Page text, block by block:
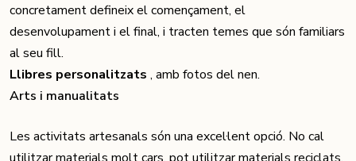
concretament defineix el començament, el
desenvolupament i el final, i tracten temes que són familiars
al seu fill.
Llibres personalitzats , amb fotos del nen.
Arts i manualitats
Les activitats artesanals són una excel·lent opció. No cal